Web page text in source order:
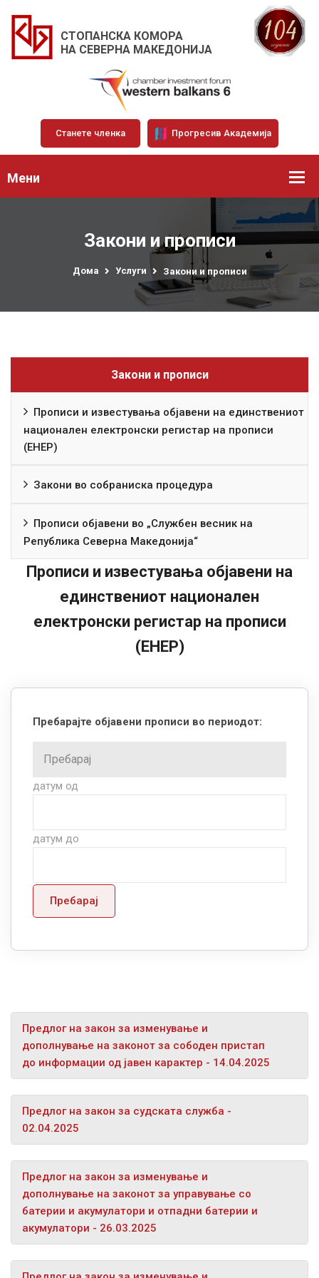
СТОПАНСКА КОМОРА
НА СЕВЕРНА МАКЕДОНИЈА
Станете членка Прогресив Академија
Мени
Закони и прописи
Дома Услуги Закони и прописи
Закони и прописи
Прописи и известувања објавени на единствениот
национален електронски регистар на прописи
(ЕНЕР)
Закони во собраниска процедура
Прописи објавени во „Службен весник на
Република Северна Македонија“
Прописи и известувања објавени на
единствениот национален
електронски регистар на прописи
(ЕНЕР)
Пребарајте објавени прописи во периодот:
датум од
датум до
Пребарај
Предлог на закон за изменување и
дополнување на законот за сободен пристап
до информации од јавен карактер - 14.04.2025
Предлог на закон за судската служба -
02.04.2025
Предлог на закон за изменување и
дополнување на законот за управување со
батерии и акумулатори и отпадни батерии и
акумулатори - 26.03.2025